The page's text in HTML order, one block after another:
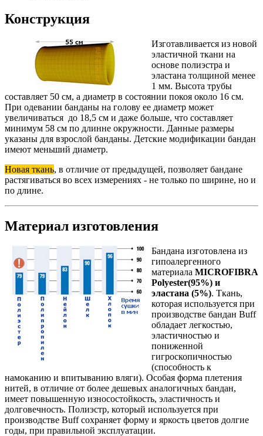
Конструкция
Изготавливается из новой
эластичной ткани на
основе полиэстра и
эластана толщиной менее
1 мм. Высота трубы
составляет 50 см, а диаметр в состоянии покоя около 16 см.
При одевании банданы на голову ее диаметр может
увеличиваться до 18,5 см и даже больше, что составляет
минимум 58 см по длинне окружности. Данные размеры
указаны для взрослой банданы. Детские модификации бандан
имеют меньший диаметр.
Новая ткань, в отличие от предыдущей, позволяет бандане
растягиваться во всех измерениях - не только по ширине, но и
по длине.
Материал изготовления
Бандана изготовлена из
гипоалергенного
материала MICROFIBRA
Polyester(95%) и
эластана (5%). Ткань,
которая используется при
производстве бандан Buff
обладает легкостью,
эластичностью и
пониженной
гигроскопичностью
(способность к
намоканию и впитыванию вляги). Особая форма плетения
нитей, в отличие от более дешевых аналогичных бандан,
имеет повышенную износостойкость, эластичность и
долговечность. Полиэстр, который используется при
производстве Buff сохраняет форму и яркость цветов долгие
годы, при правильной эксплуатации.